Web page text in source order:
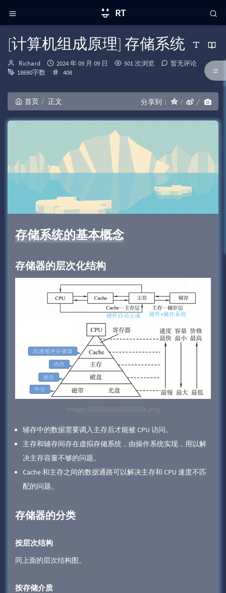
RT
[计算机组成原理] 存储系统
博
主：
Richard
发
布
2024 年 09 月 09 日 501 次浏览
暂无评论
18690字数
分
408
首页 正文 分享到：
存储系统的基本概念
存储器的层次化结构
image-20240814142210004.png
辅存中的数据需要调入主存后才能被 CPU 访问。
主存和辅存间存在虚拟存储系统，由操作系统实现，用以解
决主存容量不够的问题。
Cache 和主存之间的数据通路可以解决主存和 CPU 速度不匹
配的问题。
存储器的分类
按层次结构
同上面的层次结构图。
按存储介质